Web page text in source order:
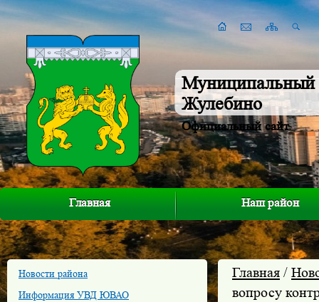
Муниципальный
Жулебино
Официальный сайт
Главная Наш район
Новости района
Информация УВД ЮВАО
Главная /
вопросу